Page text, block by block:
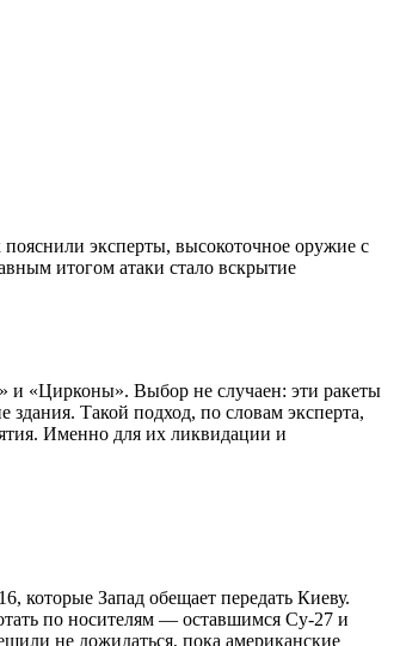
эксперты, высокоточное оружие с
итогом атаки стало вскрытие
«Цирконы». Выбор не случаен: эти ракеты
Такой подход, по словам эксперта,
Именно для их ликвидации и
которые Запад обещает передать Киеву.
по носителям — оставшимся Су-27 и
не дожидаться, пока американские